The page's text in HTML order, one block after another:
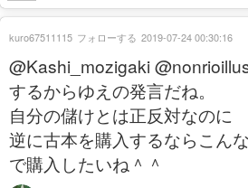
@Kashi_mozigaki
するからゆえの発言だね。
自分の儲けとは正反対なのに
逆に古本を購入するならこん
で購入したいね＾＾
kuro67511115 フォローする 2019-07-24 00:30:16